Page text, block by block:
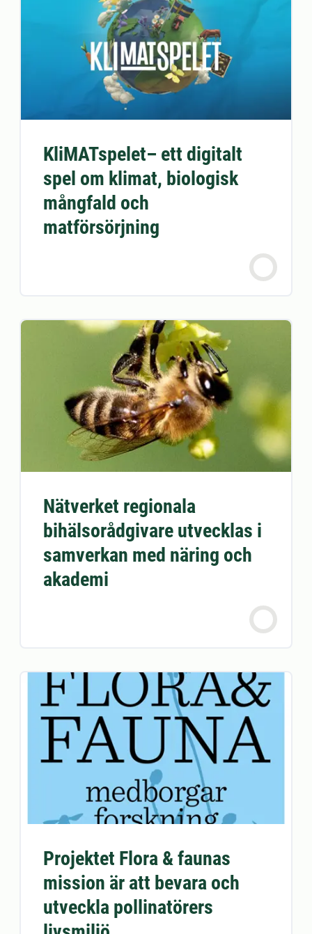
KliMATspelet– ett digitalt
spel om klimat, biologisk
mångfald och
matförsörjning
Nätverket regionala
bihälsorådgivare utvecklas i
samverkan med näring och
akademi
Projektet Flora & faunas
mission är att bevara och
utveckla pollinatörers